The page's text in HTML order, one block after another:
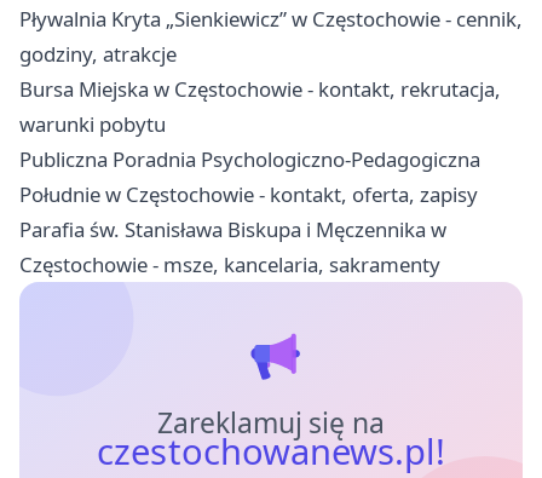
Pływalnia Kryta „Sienkiewicz” w Częstochowie - cennik,
godziny, atrakcje
Bursa Miejska w Częstochowie - kontakt, rekrutacja,
warunki pobytu
Publiczna Poradnia Psychologiczno-Pedagogiczna
Południe w Częstochowie - kontakt, oferta, zapisy
Parafia św. Stanisława Biskupa i Męczennika w
Częstochowie - msze, kancelaria, sakramenty
Zareklamuj się na
czestochowanews.pl!